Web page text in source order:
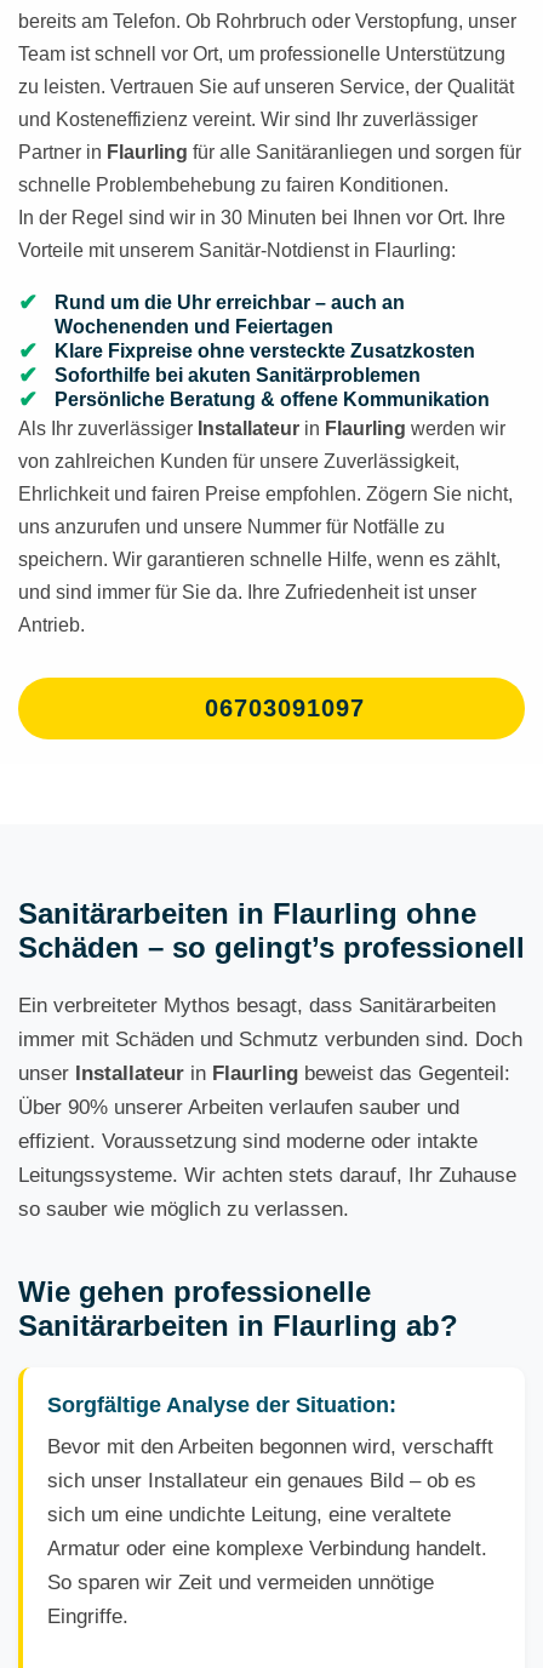
bereits am Telefon. Ob Rohrbruch oder Verstopfung, unser
Team ist schnell vor Ort, um professionelle Unterstützung
zu leisten. Vertrauen Sie auf unseren Service, der Qualität
und Kosteneffizienz vereint. Wir sind Ihr zuverlässiger
Partner in Flaurling für alle Sanitäranliegen und sorgen für
schnelle Problembehebung zu fairen Konditionen.
In der Regel sind wir in 30 Minuten bei Ihnen vor Ort. Ihre
Vorteile mit unserem Sanitär-Notdienst in Flaurling:
Rund um die Uhr erreichbar – auch an
Wochenenden und Feiertagen
Klare Fixpreise ohne versteckte Zusatzkosten
Soforthilfe bei akuten Sanitärproblemen
Persönliche Beratung & offene Kommunikation
Als Ihr zuverlässiger Installateur in Flaurling werden wir
von zahlreichen Kunden für unsere Zuverlässigkeit,
Ehrlichkeit und fairen Preise empfohlen. Zögern Sie nicht,
uns anzurufen und unsere Nummer für Notfälle zu
speichern. Wir garantieren schnelle Hilfe, wenn es zählt,
und sind immer für Sie da. Ihre Zufriedenheit ist unser
Antrieb.
06703091097
Sanitärarbeiten in Flaurling ohne
Schäden – so gelingt’s professionell
Ein verbreiteter Mythos besagt, dass Sanitärarbeiten
immer mit Schäden und Schmutz verbunden sind. Doch
unser Installateur in Flaurling beweist das Gegenteil:
Über 90% unserer Arbeiten verlaufen sauber und
effizient. Voraussetzung sind moderne oder intakte
Leitungssysteme. Wir achten stets darauf, Ihr Zuhause
so sauber wie möglich zu verlassen.
Wie gehen professionelle
Sanitärarbeiten in Flaurling ab?
Sorgfältige Analyse der Situation:
Bevor mit den Arbeiten begonnen wird, verschafft
sich unser Installateur ein genaues Bild – ob es
sich um eine undichte Leitung, eine veraltete
Armatur oder eine komplexe Verbindung handelt.
So sparen wir Zeit und vermeiden unnötige
Eingriffe.